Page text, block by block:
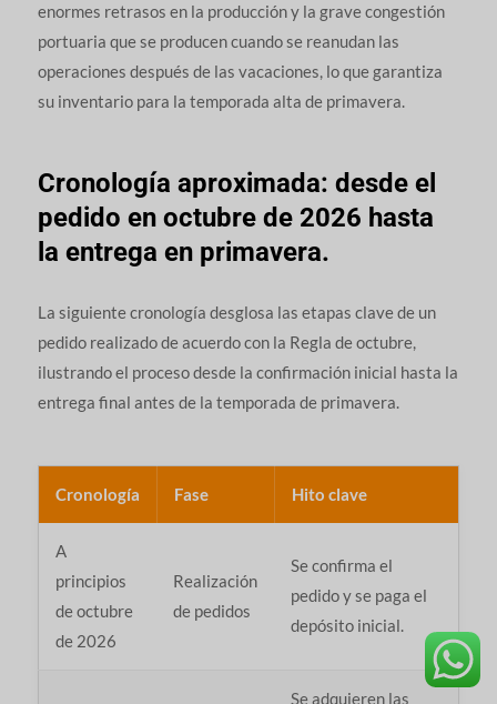
enormes retrasos en la producción y la grave congestión
portuaria que se producen cuando se reanudan las
operaciones después de las vacaciones, lo que garantiza
su inventario para la temporada alta de primavera.
Cronología aproximada: desde el
pedido en octubre de 2026 hasta
la entrega en primavera.
La siguiente cronología desglosa las etapas clave de un
pedido realizado de acuerdo con la Regla de octubre,
ilustrando el proceso desde la confirmación inicial hasta la
entrega final antes de la temporada de primavera.
Cronología Fase Hito clave
A
principios
de octubre
de 2026
Realización
de pedidos
Se confirma el
pedido y se paga el
depósito inicial.
Se adquieren las